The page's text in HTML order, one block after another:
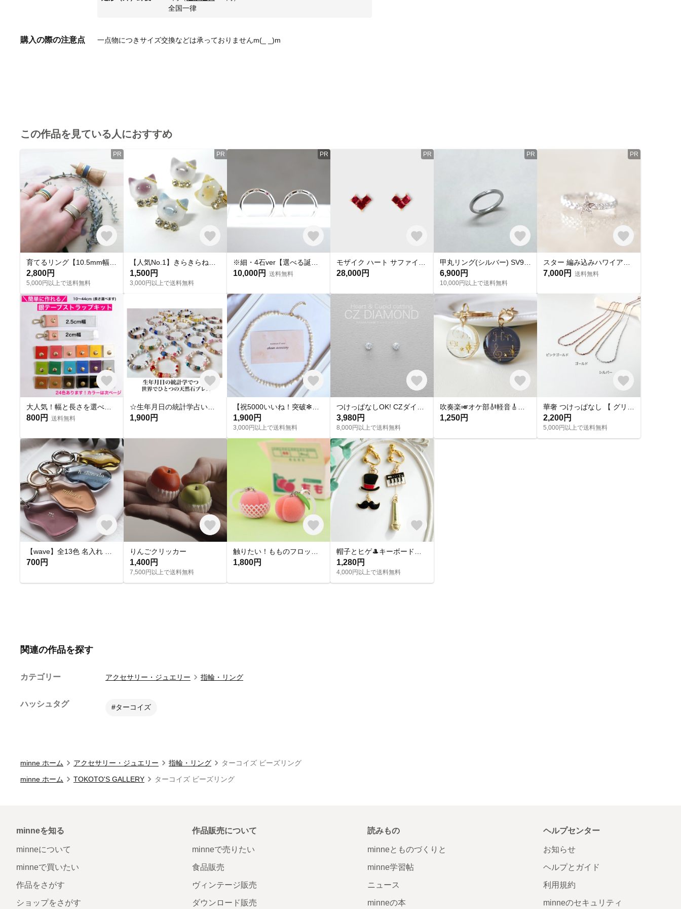
全国一律
購入の際の注意点 一点物につきサイズ交換などは承っておりませんm(_ _)m
この作品を見ている人におすすめ
PR
2,800円
5,000円以上で送料無料
PR
1,500円
3,000円以上で送料無料
PR
10,000円 送料無料
PR
28,000円
PR
6,900円
10,000円以上で送料無料
PR
7,000円 送料無料
800円 送料無料 1,900円 1,900円
3,000円以上で送料無料
3,980円
8,000円以上で送料無料
1,250円 2,200円
5,000円以上で送料無料
700円
りんごクリッカー
1,400円
7,500円以上で送料無料
1,800円 1,280円
4,000円以上で送料無料
関連の作品を探す
カテゴリー アクセサリー・ジュエリー 指輪・リング
ハッシュタグ #ターコイズ
minne ホーム アクセサリー・ジュエリー 指輪・リング
ターコイズ ビーズリング
minne ホーム
TOKOTO'S GALLERY ターコイズ ビーズリング
minneを知る
minneについて
minneで買いたい
作品をさがす
ショップをさがす
作品販売について
minneで売りたい
食品販売
ヴィンテージ販売
ダウンロード販売
読みもの
minneとものづくりと
minne学習帖
ニュース
minneの本
ヘルプセンター
お知らせ
ヘルプとガイド
利用規約
minneのセキュリティ